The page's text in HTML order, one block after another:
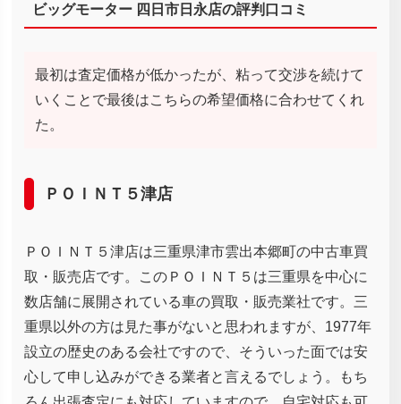
ビッグモーター 四日市日永店の評判口コミ
最初は査定価格が低かったが、粘って交渉を続けて
いくことで最後はこちらの希望価格に合わせてくれ
た。
ＰＯＩＮＴ５津店
ＰＯＩＮＴ５津店は三重県津市雲出本郷町の中古車買
取・販売店です。このＰＯＩＮＴ５は三重県を中心に
数店舗に展開されている車の買取・販売業社です。三
重県以外の方は見た事がないと思われますが、1977年
設立の歴史のある会社ですので、そういった面では安
心して申し込みができる業者と言えるでしょう。もち